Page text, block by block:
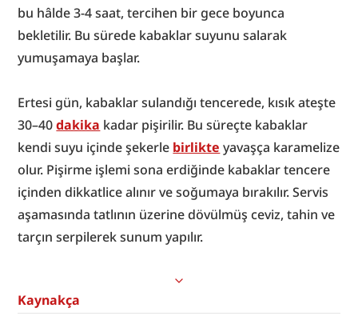
bu hâlde 3-4 saat, tercihen bir gece boyunca
bekletilir. Bu sürede kabaklar suyunu salarak
yumuşamaya başlar.
Ertesi gün, kabaklar sulandığı tencerede, kısık ateşte
30–40 dakika kadar pişirilir. Bu süreçte kabaklar
kendi suyu içinde şekerle birlikte yavaşça karamelize
olur. Pişirme işlemi sona erdiğinde kabaklar tencere
içinden dikkatlice alınır ve soğumaya bırakılır. Servis
aşamasında tatlının üzerine dövülmüş ceviz, tahin ve
tarçın serpilerek sunum yapılır.
Kaynakça